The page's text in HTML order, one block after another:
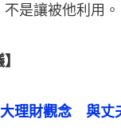
是讓被他利用。
理財觀念　與丈